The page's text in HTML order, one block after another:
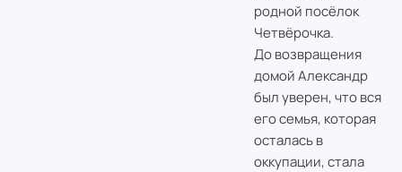
родной посёлок
Четвёрочка.
До возвращения
домой Александр
был уверен, что вся
его семья, которая
осталась в
оккупации, стала